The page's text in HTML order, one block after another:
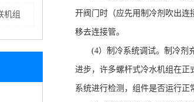
机组 开阀门时（应先用制冷剂吹出连
移去连接管。
(4）制冷系统调试。制冷剂
进步，许多螺杆式冷水机组在正
系统进行检测，组件是否运行正